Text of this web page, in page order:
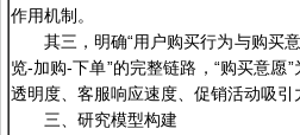
作用机制。
其三，明确“用户购买行为与购买
览-加购-下单”的完整链路，“购买意愿
透明度、客服响应速度、促销活动吸引
三、研究模型构建